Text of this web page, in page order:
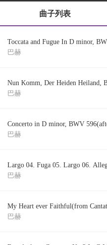
Toccata and Fugue In D minor,
巴赫
Nun Komm, Der Heiden Heiland,
巴赫
Concerto in D minor, BWV
巴赫
Largo 04. Fuga 05. Largo 06.
巴赫
My Heart ever Faithful(from
巴赫
曲子列表